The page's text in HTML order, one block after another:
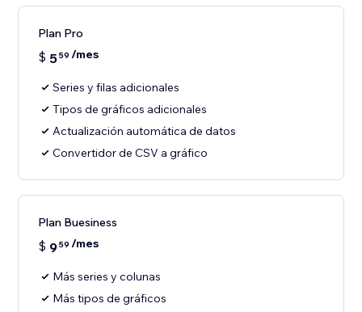
Plan Pro
$ 559 /mes
Series y filas adicionales
Tipos de gráficos adicionales
Actualización automática de datos
Convertidor de CSV a gráfico
Plan Buesiness
$ 959 /mes
Más series y colunas
Más tipos de gráficos